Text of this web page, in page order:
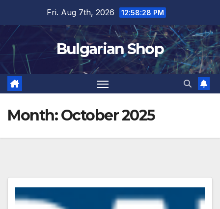
content
Fri. Aug 7th, 2026 12:58:29 PM
Bulgarian Shop
Month:October 2025